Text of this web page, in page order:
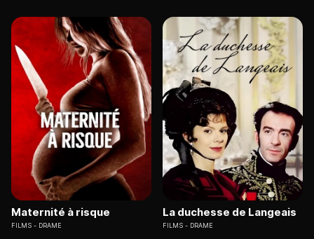
Maternité à risque
FILMS DRAME
La duchesse de Langeais
FILMS DRAME